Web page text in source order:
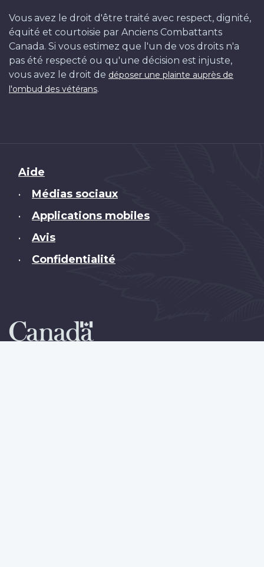
Vous avez le droit d'être traité avec respect, dignité,
équité et courtoisie par Anciens Combattants
Canada. Si vous estimez que l'un de vos droits n'a
pas été respecté ou qu'une décision est injuste,
vous avez le droit de déposer une plainte auprès de
l'ombud des vétérans.
Brand
Aide
• Médias sociaux
• Applications mobiles
• Avis
• Confidentialité